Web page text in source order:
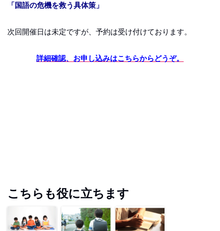
「国語の危機を救う具体策」
次回開催日は未定ですが、予約は受け付けております。
詳細確認、お申し込みはこちらからどうぞ。
こちらも役に立ちます